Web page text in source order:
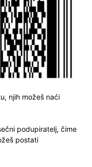
njih možeš naći
podupiratelj, čime
postati